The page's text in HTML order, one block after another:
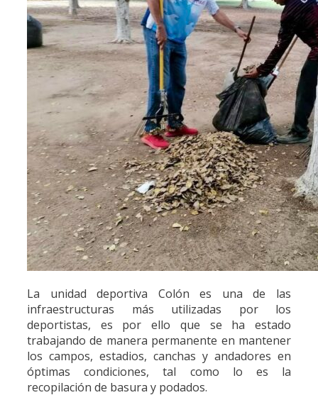
La unidad deportiva Colón es una de las
infraestructuras más utilizadas por los
deportistas, es por ello que se ha estado
trabajando de manera permanente en mantener
los campos, estadios, canchas y andadores en
óptimas condiciones, tal como lo es la
recopilación de basura y podados.